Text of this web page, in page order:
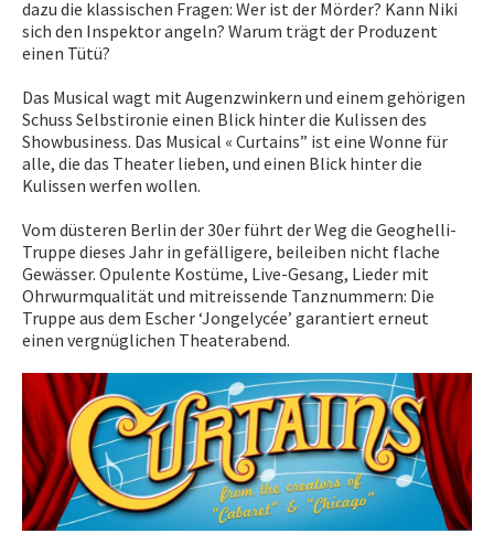
dazu die klassischen Fragen: Wer ist der Mörder? Kann Niki
sich den Inspektor angeln? Warum trägt der Produzent
einen Tütü?
Das Musical wagt mit Augenzwinkern und einem gehörigen
Schuss Selbstironie einen Blick hinter die Kulissen des
Showbusiness. Das Musical « Curtains” ist eine Wonne für
alle, die das Theater lieben, und einen Blick hinter die
Kulissen werfen wollen.
Vom düsteren Berlin der 30er führt der Weg die Geoghelli-
Truppe dieses Jahr in gefälligere, beileiben nicht flache
Gewässer. Opulente Kostüme, Live-Gesang, Lieder mit
Ohrwurmqualität und mitreissende Tanznummern: Die
Truppe aus dem Escher ‘Jongelycée’ garantiert erneut
einen vergnüglichen Theaterabend.